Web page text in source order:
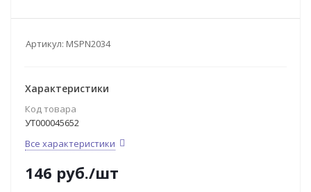
Артикул: MSPN2034
Характеристики
Код товара
УТ000045652
Все характеристики
146 руб./шт